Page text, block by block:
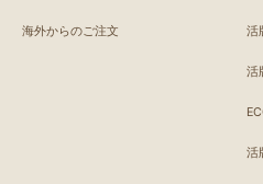
海外からのご注文 活
活
活